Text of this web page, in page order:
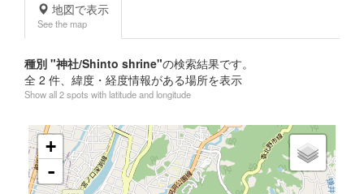
地図で表示
See the map
種別 "神社/Shinto shrine"の検索結果です。
全 2 件、緯度・経度情報がある場所を表示
Show all 2 spots with latitude and longitude
+
-